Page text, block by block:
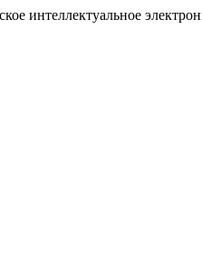
интеллектуальное